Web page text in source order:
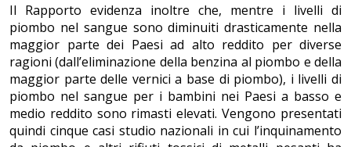
Il Rapporto evidenza inoltre che, mentre i livelli di
piombo nel sangue sono diminuiti drasticamente nella
maggior parte dei Paesi ad alto reddito per diverse
ragioni (dall’eliminazione della benzina al piombo e della
maggior parte delle vernici a base di piombo), i livelli di
piombo nel sangue per i bambini nei Paesi a basso e
medio reddito sono rimasti elevati. Vengono presentati
quindi cinque casi studio nazionali in cui l’inquinamento